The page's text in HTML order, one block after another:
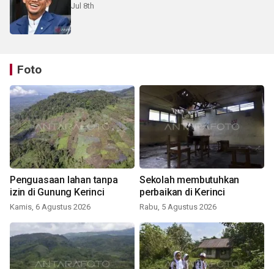
Jul 8th
Foto
Penguasaan lahan tanpa
izin di Gunung Kerinci
Kamis, 6 Agustus 2026
Sekolah membutuhkan
perbaikan di Kerinci
Rabu, 5 Agustus 2026